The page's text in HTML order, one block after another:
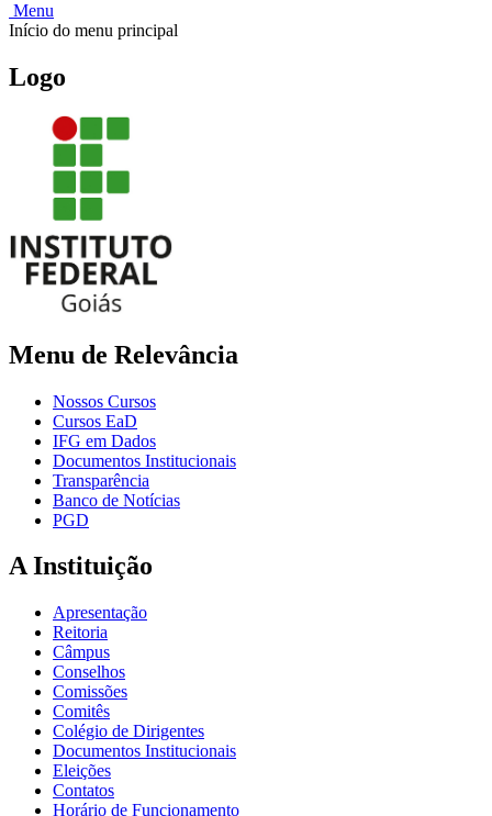
Menu
Início do menu principal
Logo
Menu de Relevância
Nossos Cursos
Cursos EaD
IFG em Dados
Documentos Institucionais
Transparência
Banco de Notícias
PGD
A Instituição
Apresentação
Reitoria
Câmpus
Conselhos
Comissões
Comitês
Colégio de Dirigentes
Documentos Institucionais
Eleições
Contatos
Horário de Funcionamento